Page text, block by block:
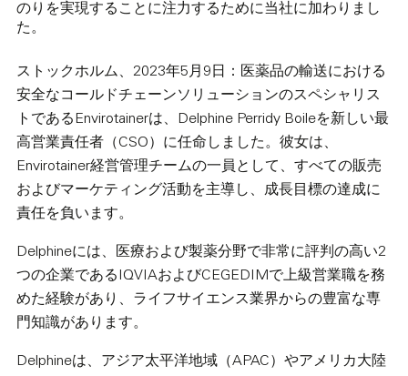
のりを実現することに注力するために当社に加わりまし
た。
ストックホルム、2023年5月9日：医薬品の輸送における
安全なコールドチェーンソリューションのスペシャリス
トであるEnvirotainerは、Delphine Perridy Boileを新しい最
高営業責任者（CSO）に任命しました。彼女は、
Envirotainer経営管理チームの一員として、すべての販売
およびマーケティング活動を主導し、成長目標の達成に
責任を負います。
Delphineには、医療および製薬分野で非常に評判の高い2
つの企業であるIQVIAおよびCEGEDIMで上級営業職を務
めた経験があり、ライフサイエンス業界からの豊富な専
門知識があります。
Delphineは、アジア太平洋地域（APAC）やアメリカ大陸